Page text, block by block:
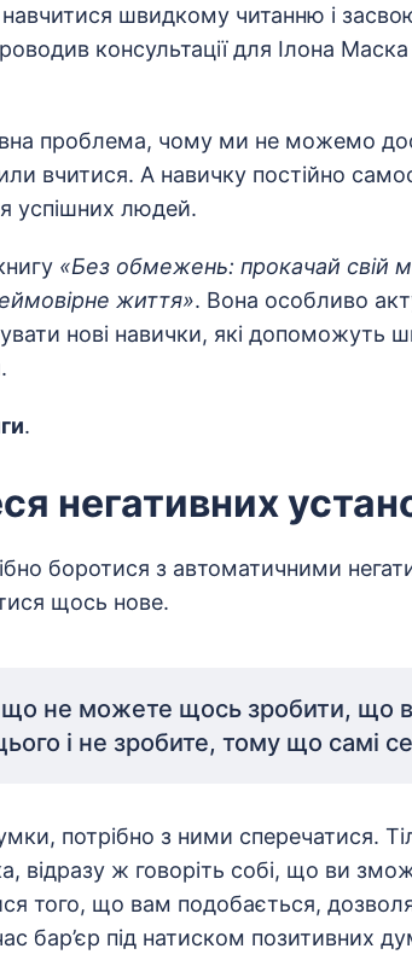
навчитися швидкому читанню і
консультації для Ілона Маска
проблема, чому ми не можемо
вчитися. А навичку постійно
успішних людей.
«Без обмежень: прокачай свій
життя». Вона особливо
нові навички, які допоможуть
.
негативних
боротися з автоматичними
щось нове.
не можете щось зробити, що
і не зробите, тому що самі
потрібно з ними сперечатися.
відразу ж говоріть собі, що ви
того, що вам подобається,
бар’єр під натиском позитивних